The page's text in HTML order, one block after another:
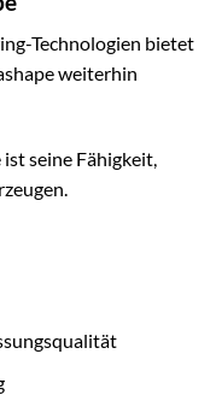
Technologien bietet
weiterhin
seine Fähigkeit,